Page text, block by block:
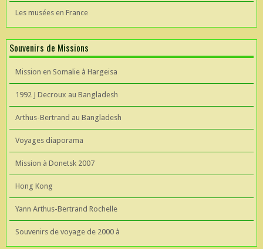
Les musées en France
Souvenirs de Missions
Mission en Somalie à Hargeisa
1992 J Decroux au Bangladesh
Arthus-Bertrand au Bangladesh
Voyages diaporama
Mission à Donetsk 2007
Hong Kong
Yann Arthus-Bertrand Rochelle
Souvenirs de voyage de 2000 à